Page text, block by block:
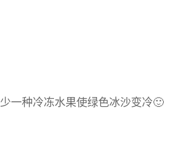
一种冷冻水果使绿色冰沙变冷🙂